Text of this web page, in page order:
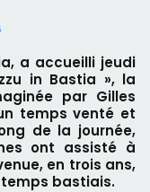
a accueilli jeudi
in Bastia », la
par Gilles
temps venté et
de la journée,
ont assisté à
en trois ans,
bastiais.